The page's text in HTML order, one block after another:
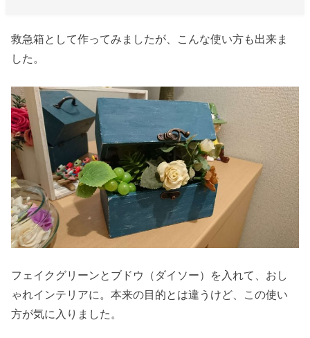
救急箱として作ってみましたが、こんな使い方も出来ま
した。
フェイクグリーンとブドウ（ダイソー）を入れて、おし
ゃれインテリアに。本来の目的とは違うけど、この使い
方が気に入りました。